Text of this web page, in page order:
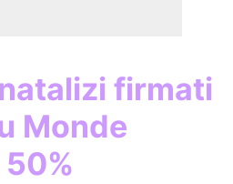
firmati
Monde